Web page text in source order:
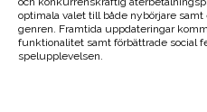
optimala valet till både nybörjare
genren. Framtida uppdateringar
funktionalitet samt förbättrade social
spelupplevelsen.